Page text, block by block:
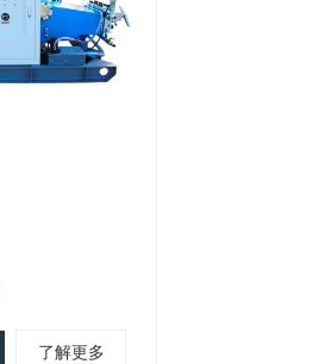
了解更多